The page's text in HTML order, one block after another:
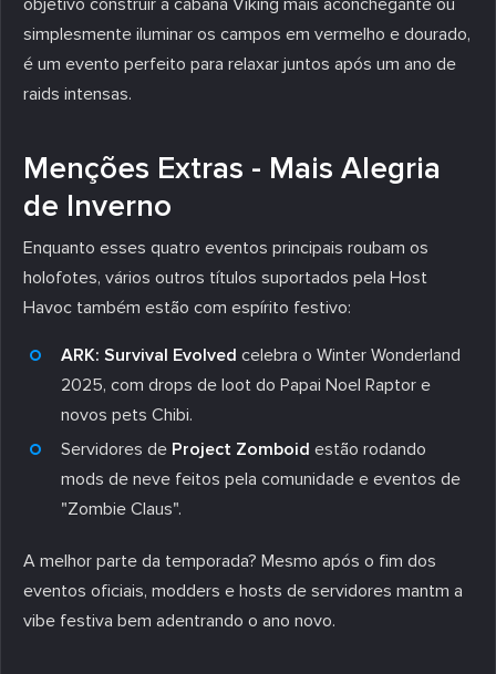
simplesmente iluminar os campos em vermelho e dourado,
é um evento perfeito para relaxar juntos após um ano de
raids intensas.
Menções Extras - Mais Alegria
de Inverno
Enquanto esses quatro eventos principais roubam os
holofotes, vários outros títulos suportados pela Host
Havoc também estão com espírito festivo:
ARK: Survival Evolved celebra o Winter Wonderland
2025, com drops de loot do Papai Noel Raptor e
novos pets Chibi.
Servidores de Project Zomboid estão rodando
mods de neve feitos pela comunidade e eventos de
"Zombie Claus".
A melhor parte da temporada? Mesmo após o fim dos
eventos oficiais, modders e hosts de servidores mantm a
vibe festiva bem adentrando o ano novo.